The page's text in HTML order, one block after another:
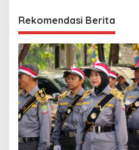
Rekomendasi Berita